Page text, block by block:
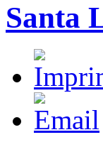
Santa